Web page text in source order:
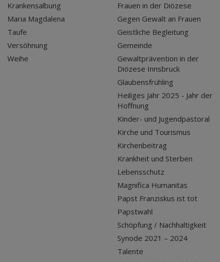
Krankensalbung
Maria Magdalena
Taufe
Versöhnung
Weihe
Frauen in der Diözese
Gegen Gewalt an Frauen
Geistliche Begleitung
Gemeinde
Gewaltprävention in der
Diözese Innsbruck
Glaubensfrühling
Heiliges Jahr 2025 - Jahr der
Hoffnung
Kinder- und Jugendpastoral
Kirche und Tourismus
Kirchenbeitrag
Krankheit und Sterben
Lebensschutz
Magnifica Humanitas
Papst Franziskus ist tot
Papstwahl
Schöpfung / Nachhaltigkeit
Synode 2021 – 2024
Talente